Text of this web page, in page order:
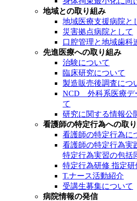
地域との取り組み
地域医療支援病院と
災害拠点病院として
口腔管理と地域歯科
先進医療への取り組み
治験について
臨床研究について
製造販売後調査につ
NCD 外科系医療デ
て
研究に関する情報公
看護師の特定行為への取
看護師の特定行為に
看護師の特定行為実
特定行為実習の包括
特定行為研修 指定
T.ナース活動紹介
受講生募集について
病院情報の発信